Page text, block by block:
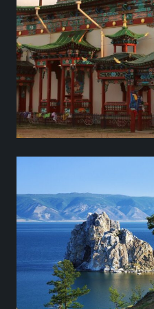
Мы отвезём вас
вы смогли увидеть
университет, дворцы
молитвенные
субурганы, а если
ДЖИП-
ОЛЬХОН